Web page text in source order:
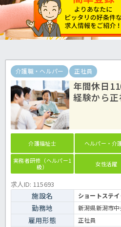
介護職・ヘルパー 正社員
年間休日
経験から正
介護福祉士 ヘルパー・介
実務者研修（ヘルパー1
級）
女性活躍
求人ID: 115693
施設名 ショートステ
勤務地 新潟県新潟市
雇用形態 正社員